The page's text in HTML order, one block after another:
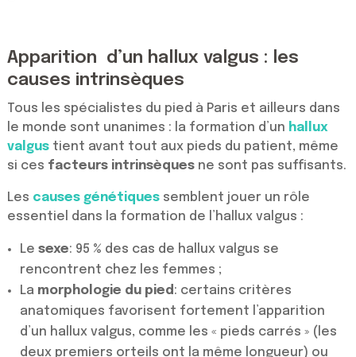
Apparition d’un hallux valgus : les
causes intrinsèques
Tous les spécialistes du pied à Paris et ailleurs dans
le monde sont unanimes : la formation d’un hallux
valgustient avant tout aux pieds du patient, même
si ces facteurs intrinsèquesne sont pas suffisants.
Les causes génétiquessemblent jouer un rôle
essentiel dans la formation de l’hallux valgus :
Le sexe: 95 % des cas de hallux valgus se
rencontrent chez les femmes ;
La morphologie du pied : certains critères
anatomiques favorisent fortement l’apparition
d’un hallux valgus, comme les « pieds carrés » (les
deux premiers orteils ont la même longueur) ou